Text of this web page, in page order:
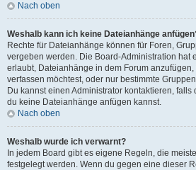
Nach oben
Weshalb kann ich keine Dateianhänge
Rechte für Dateianhänge können für Foren,
vergeben werden. Die Board-Administration hat
erlaubt, Dateianhänge in dem Forum
verfassen möchtest, oder nur bestimmte
Du kannst einen Administrator kontaktieren,
du keine Dateianhänge anfügen kannst.
Nach oben
Weshalb wurde ich verwarnt?
In jedem Board gibt es eigene Regeln, die
festgelegt werden. Wenn du gegen eine dieser